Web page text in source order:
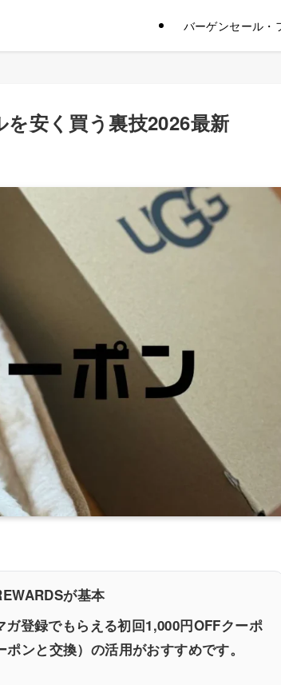
バーゲンセール・
安く買う裏技2026最新
が基本
登録でもらえる初回1,000円OFFクーポ
ンと交換）の活用がおすすめです。